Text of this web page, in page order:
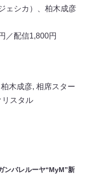
ェシカ）、柏木成彦
／配信1,800円
柏木成彦, 相席スター
リスタル
ンバレルーヤ“MyM”新